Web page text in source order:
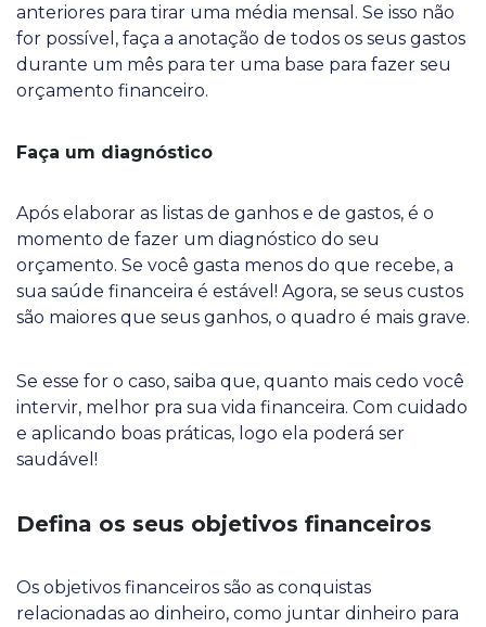
anteriores para tirar uma média mensal. Se isso não
for possível, faça a anotação de todos os seus gastos
durante um mês para ter uma base para fazer seu
orçamento financeiro.
Faça um diagnóstico
Após elaborar as listas de ganhos e de gastos, é o
momento de fazer um diagnóstico do seu
orçamento. Se você gasta menos do que recebe, a
sua saúde financeira é estável! Agora, se seus custos
são maiores que seus ganhos, o quadro é mais grave.
Se esse for o caso, saiba que, quanto mais cedo você
intervir, melhor pra sua vida financeira. Com cuidado
e aplicando boas práticas, logo ela poderá ser
saudável!
Defina os seus objetivos financeiros
Os objetivos financeiros são as conquistas
relacionadas ao dinheiro, como juntar dinheiro para